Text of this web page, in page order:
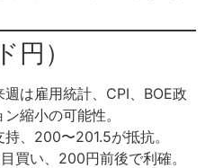
円）
は雇用統計、CPI、BOE政
縮小の可能性。
持、200〜201.5が抵抗。
買い、200円前後で利確。